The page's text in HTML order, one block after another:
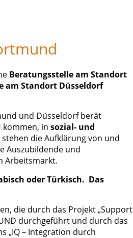
Beratungsstelle am Standort
am Standort Düsseldorf
und Düsseldorf berät
kommen, in sozial- und
die Aufklärung von und
Auszubildende und
Arbeitsmarkt.
oder Türkisch. Das
die durch das Projekt „Support
durchgeführt und durch das
„IQ – Integration durch